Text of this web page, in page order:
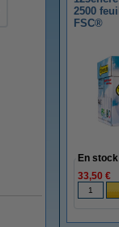
2500
FSC®
En stock
33,50 €